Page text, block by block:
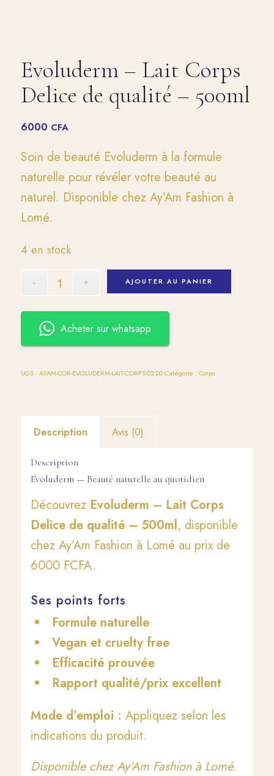
Evoluderm – Lait Corps
Delice de qualité – 500ml
6000 CFA
Soin de beauté Evoluderm à la formule
naturelle pour révéler votre beauté au
naturel. Disponible chez Ay’Am Fashion à
Lomé.
4 en stock
AJOUTER AU PANIER
Acheter sur whatsapp
UGS : AYAM-COR-EVOLUDERM-LAIT-CORPS-0220 Catégorie : Corps
Description Avis (0)
Description
Evoluderm — Beauté naturelle au quotidien
Découvrez Evoluderm – Lait Corps
Delice de qualité – 500ml, disponible
chez Ay’Am Fashion à Lomé au prix de
6000 FCFA.
Ses points forts
Formule naturelle
Vegan et cruelty free
Efficacité prouvée
Rapport qualité/prix excellent
Mode d’emploi : Appliquez selon les
indications du produit.
Disponible chez Ay’Am Fashion à Lomé.